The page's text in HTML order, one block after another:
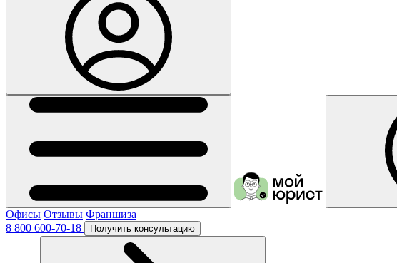
Офисы Отзывы Франшиза
8 800 600-70-18
Получить консультацию